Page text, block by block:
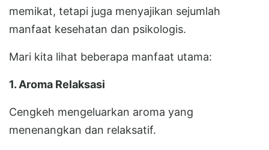
memikat, tetapi juga menyajikan sejumlah
manfaat kesehatan dan psikologis.
Mari kita lihat beberapa manfaat utama:
1. Aroma Relaksasi
Cengkeh mengeluarkan aroma yang
menenangkan dan relaksatif.